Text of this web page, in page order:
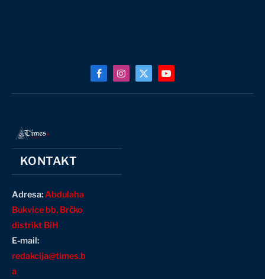
FacebookInstagram
X
(Twitter)
YouTube
KONTAKT
Adresa:Abdulaha
Bukvice bb, Brčko
distrikt BiH
E-mail:
redakcija@times.b
a